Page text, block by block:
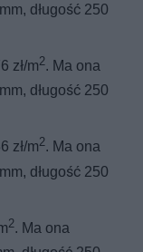
długość 250
zł/m2. Ma ona
długość 250
zł/m2. Ma ona
długość 250
2. Ma ona